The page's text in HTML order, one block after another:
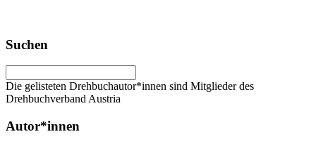
Suchen
Die gelisteten Drehbuchautor*innen sind Mitglieder des
Drehbuchverband Austria
Autor*innen